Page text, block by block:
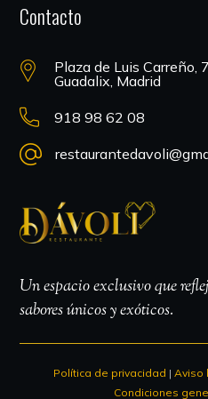
Contacto
Plaza de Luis Carreño,
Guadalix, Madrid
918 98 62 08
Un espacio exclusivo que
sabores únicos y exóticos.
Política de privacidad | Aviso
Condiciones